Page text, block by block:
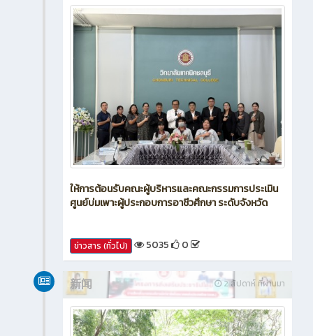
ให้การต้อนรับคณะผู้บริหารและคณะกรรมการประเมิน
ศูนย์บ่มเพาะผู้ประกอบการอาชีวศึกษา ระดับจังหวัด
ข่าวสาร (ทั่วไป) 5035 0
2 สัปดาห์ ที่ผ่านมา
新闻